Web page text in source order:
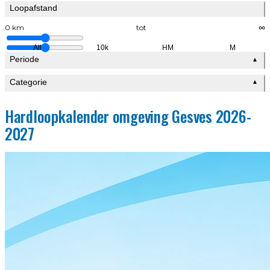
Loopafstand
0 km tot ∞
All 10k HM M
Periode ▲
Categorie ▲
Hardloopkalender omgeving Gesves 2026-
2027